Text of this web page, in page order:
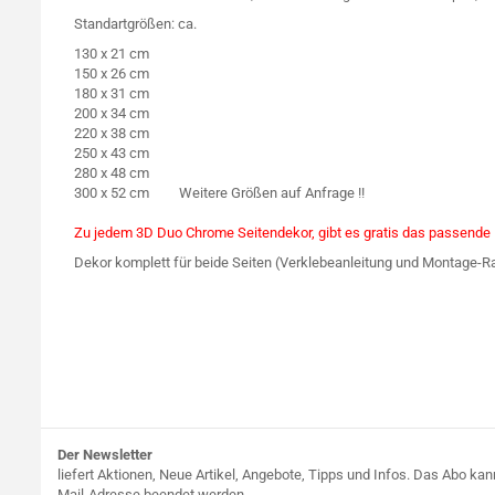
Standartgrößen: ca.
130 x 21 cm
150 x 26 cm
180 x 31 cm
200 x 34 cm
220 x 38 cm
250 x 43 cm
280 x 48 cm
300 x 52 cm Weitere Größen auf Anfrage !!
Zu jedem 3D Duo Chrome Seitendekor, gibt es gratis das passende
Dekor komplett für beide Seiten (Verklebeanleitung und Montage-
Der Newsletter
liefert Aktionen, Neue Artikel, Angebote, Tipps und Infos. Das Abo